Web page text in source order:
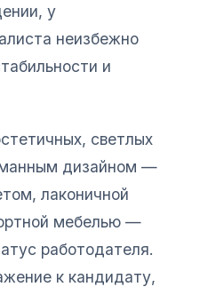
у
неизбежно
и
светлых
дизайном —
лаконичной
мебелью —
работодателя.
к кандидату,